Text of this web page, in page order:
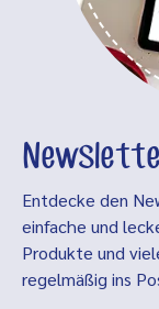
Entdecke den
einfache und
Produkte und
regelmäßig ins